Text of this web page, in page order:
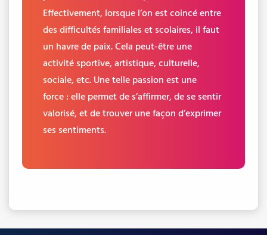
Effectivement, lorsque l’on est coincé entre
des difficultés familiales et scolaires, il faut
un havre de paix. Cela peut-être une
activité sportive, artistique, culturelle,
sociale, etc. Une telle passion est une
force : elle permet de s’affirmer, de se sentir
valorisé, et de trouver une façon d’exprimer
ses sentiments.